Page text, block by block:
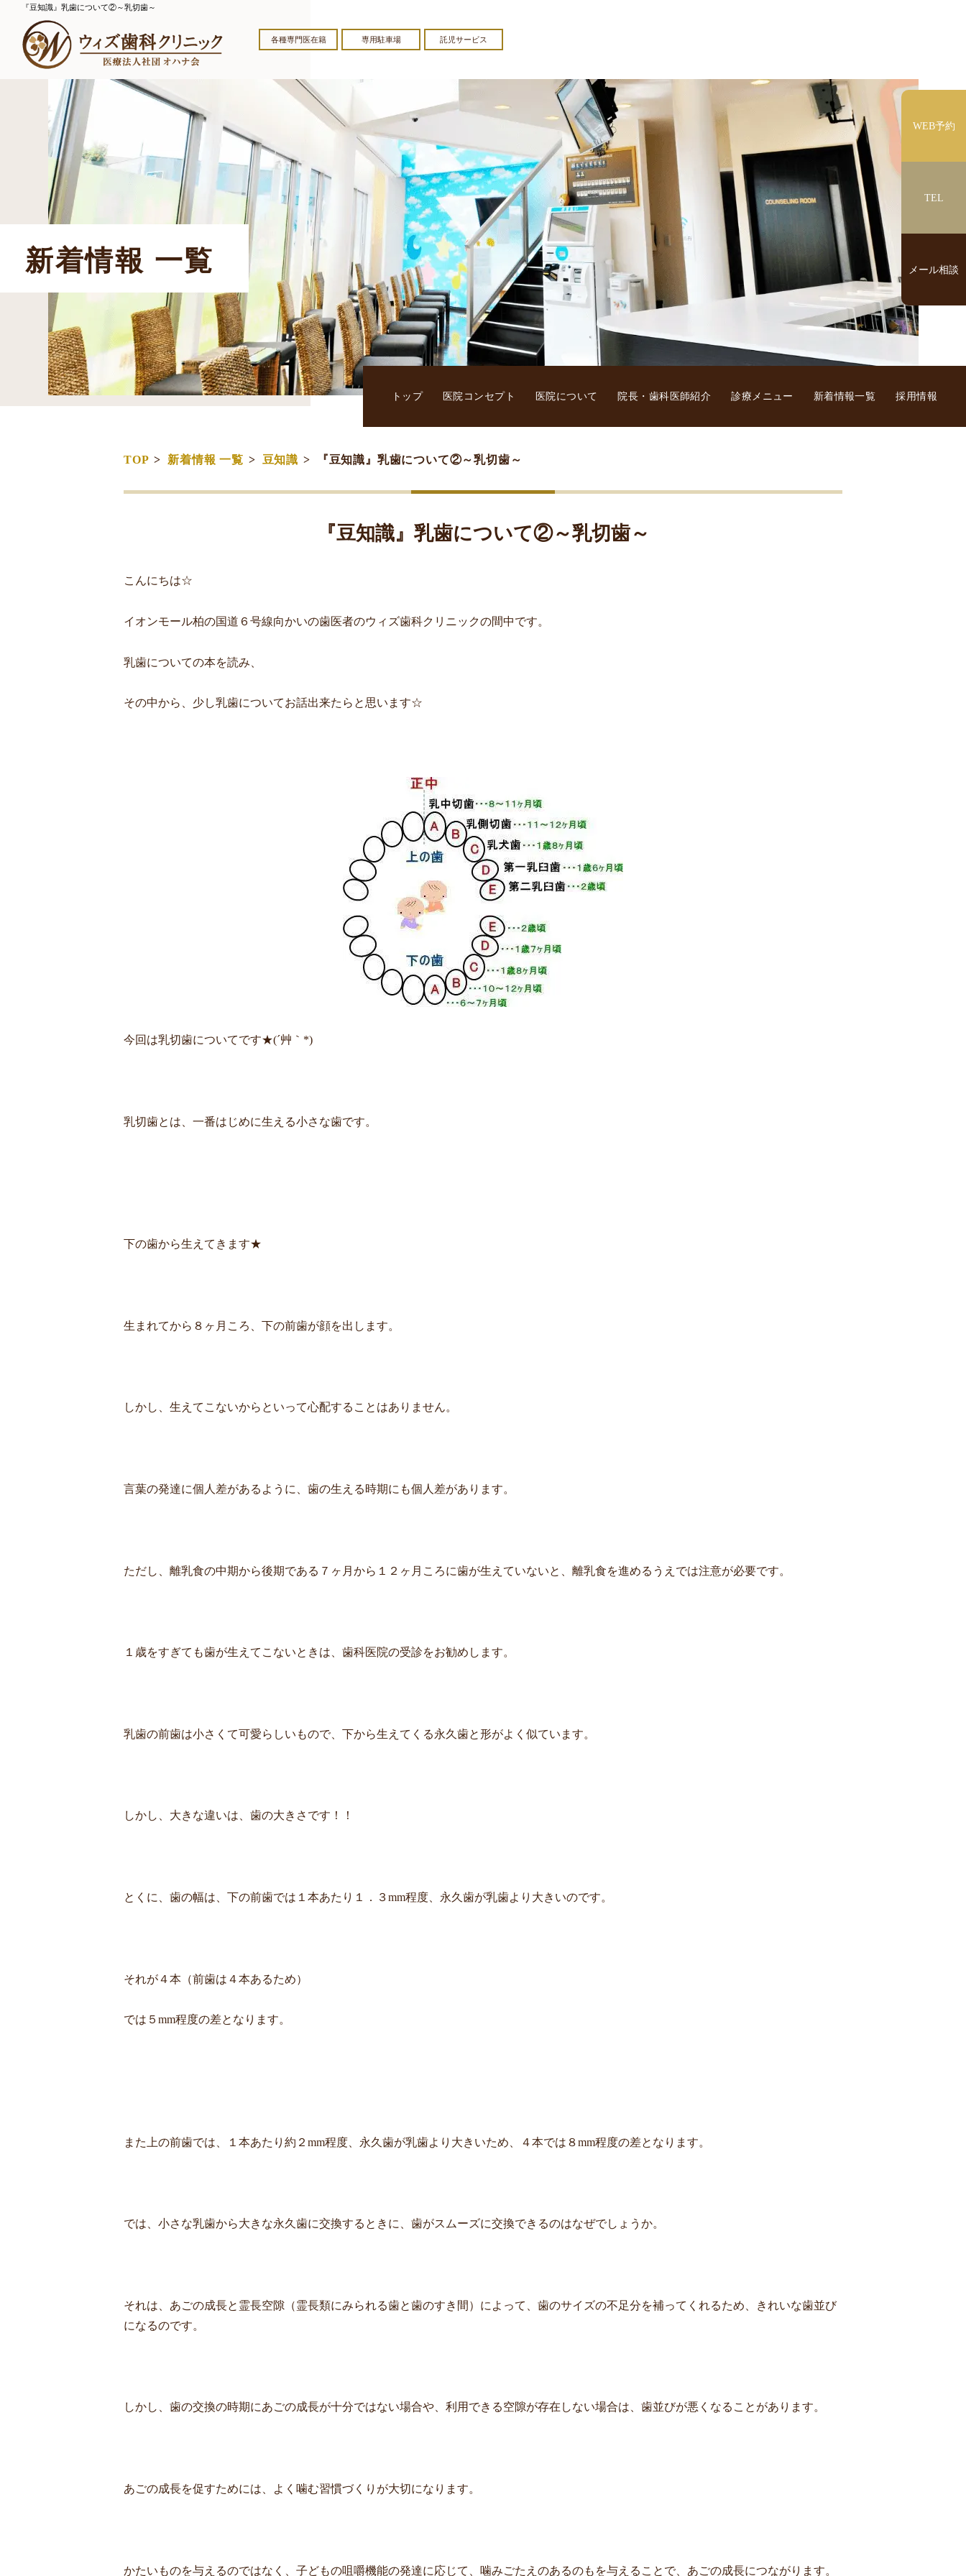
『豆知識』乳歯について②～乳切歯～
各種専門医在籍 専用駐車場 託児サービス
トップ 医院コンセプト 医院について 院長・歯科医師紹介 診療メニュー 新着情報一覧 採用情報
新着情報 一覧
TOP 新着情報 一覧 豆知識 『豆知識』乳歯について②～乳切歯～
『豆知識』乳歯について②～乳切歯～
こんにちは☆
イオンモール柏の国道６号線向かいの歯医者のウィズ歯科クリニックの間中です。
乳歯についての本を読み、
その中から、少し乳歯についてお話出来たらと思います☆
今回は乳切歯についてです★(´艸｀*)
乳切歯とは、一番はじめに生える小さな歯です。
下の歯から生えてきます★
生まれてから８ヶ月ころ、下の前歯が顔を出します。
しかし、生えてこないからといって心配することはありません。
言葉の発達に個人差があるように、歯の生える時期にも個人差があります。
ただし、離乳食の中期から後期である７ヶ月から１２ヶ月ころに歯が生えていないと、離乳食を進めるうえでは注意が必要です。
１歳をすぎても歯が生えてこないときは、歯科医院の受診をお勧めします。
乳歯の前歯は小さくて可愛らしいもので、下から生えてくる永久歯と形がよく似ています。
しかし、大きな違いは、歯の大きさです！！
とくに、歯の幅は、下の前歯では１本あたり１．３mm程度、永久歯が乳歯より大きいのです。
それが４本（前歯は４本あるため）
では５mm程度の差となります。
また上の前歯では、１本あたり約２mm程度、永久歯が乳歯より大きいため、４本では８mm程度の差となります。
では、小さな乳歯から大きな永久歯に交換するときに、歯がスムーズに交換できるのはなぜでしょうか。
それは、あごの成長と霊長空隙（霊長類にみられる歯と歯のすき間）によって、歯のサイズの不足分を補ってくれるため、きれいな歯並び
になるのです。
しかし、歯の交換の時期にあごの成長が十分ではない場合や、利用できる空隙が存在しない場合は、歯並びが悪くなることがあります。
あごの成長を促すためには、よく噛む習慣づくりが大切になります。
かたいものを与えるのではなく、子どもの咀嚼機能の発達に応じて、噛みごたえのあるのもを与えることで、あごの成長につながります。
WEB予約
TEL
メール相談